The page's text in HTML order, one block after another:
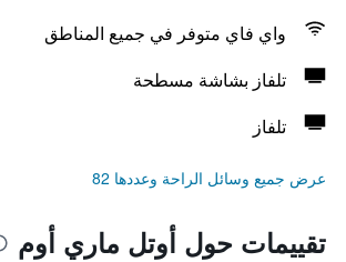
واي فاي متوفر في جميع المناطق
تلفاز بشاشة مسطحة
تلفاز
عرض جميع وسائل الراحة وعددها 82
تقييمات حول أوتل ماري أوم